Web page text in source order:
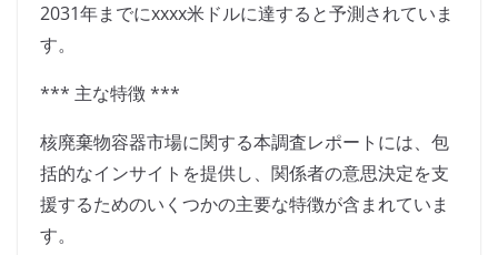
2031年までにxxxx米ドルに達すると予測されていま
す。
*** 主な特徴 ***
核廃棄物容器市場に関する本調査レポートには、包
括的なインサイトを提供し、関係者の意思決定を支
援するためのいくつかの主要な特徴が含まれていま
す。